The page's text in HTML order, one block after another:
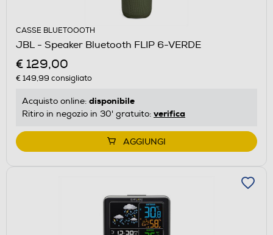
CASSE BLUETOOOTH
JBL - Speaker Bluetooth FLIP 6-VERDE
€ 129,00
€ 149,99 consigliato
Acquisto online: disponibile
Ritiro in negozio in 30' gratuito: verifica
AGGIUNGI